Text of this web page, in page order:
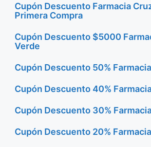
Cupón Descuento Farmacia
Primera Compra
Cupón Descuento $5000
Verde
Cupón Descuento 50%
Cupón Descuento 40%
Cupón Descuento 30%
Cupón Descuento 20%